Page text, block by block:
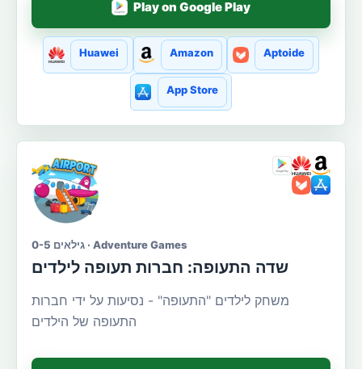
Play on Google Play
Huawei Amazon Aptoide
App Store
גילאים 0-5 · Adventure Games
שדה התעופה: חברות תעופה לילדים
משחק לילדים "התעופה" - נסיעות על ידי חברות
התעופה של הילדים